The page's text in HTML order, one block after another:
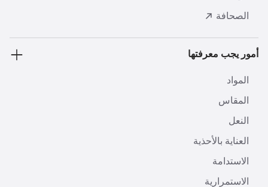
الصحافة
أمور يجب معرفتها
المواد
المقاس
النعل
العناية بالأحذية
الاستدامة
الاستمرارية